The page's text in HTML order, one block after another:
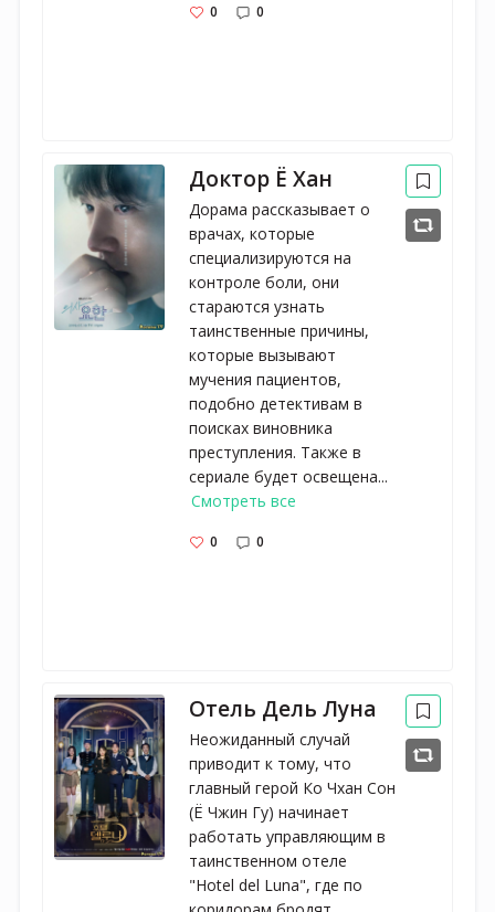
0 0
Доктор Ё Хан
Дорама рассказывает о
врачах, которые
специализируются на
контроле боли, они
стараются узнать
таинственные причины,
которые вызывают
мучения пациентов,
подобно детективам в
поисках виновника
преступления. Также в
сериале будет освещена...
Смотреть все
0 0
Отель Дель Луна
Неожиданный случай
приводит к тому, что
главный герой Ко Чхан Сон
(Ё Чжин Гу) начинает
работать управляющим в
таинственном отеле
"Hotel del Luna", где по